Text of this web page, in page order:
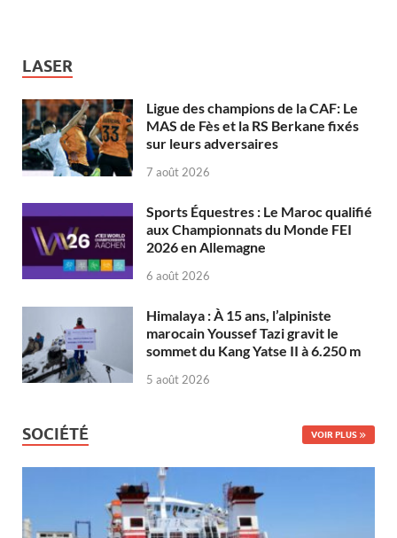
LASER
Ligue des champions de la CAF: Le
MAS de Fès et la RS Berkane fixés
sur leurs adversaires
7 août 2026
Sports Équestres : Le Maroc qualifié
aux Championnats du Monde FEI
2026 en Allemagne
6 août 2026
Himalaya : À 15 ans, l’alpiniste
marocain Youssef Tazi gravit le
sommet du Kang Yatse II à 6.250 m
5 août 2026
SOCIÉTÉ VOIR PLUS